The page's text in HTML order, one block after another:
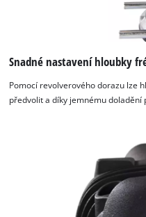
Snadné nastavení hloubky
Pomocí revolverového dorazu lze
předvolit a díky jemnému doladění